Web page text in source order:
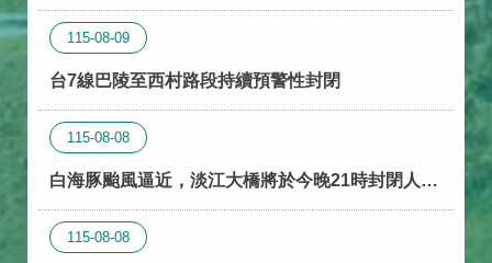
機車道及排水溝高低差問題
115-08-09
台7線巴陵至西村路段持續預警性封閉
115-08-08
白海豚颱風逼近，淡江大橋將於今晚21時封閉人行
道及機車道(行動報)
115-08-08